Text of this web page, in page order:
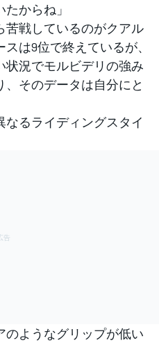
からね」
戦しているのがクアル
は9位で終えているが、
状況でモルビデリの強み
そのデータは自分にと
なるライディングスタイ
のようなグリップが低い